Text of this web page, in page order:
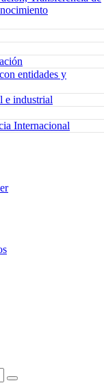
entidades y
e industrial
Internacional